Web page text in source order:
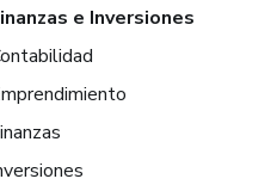
e Inversiones